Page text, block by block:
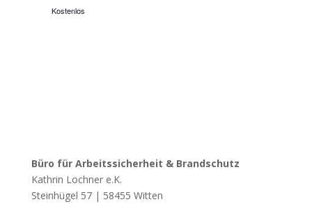
Kostenlos
Büro für Arbeitssicherheit & Brandschutz
Kathrin Lochner e.K.
Steinhügel 57 | 58455 Witten